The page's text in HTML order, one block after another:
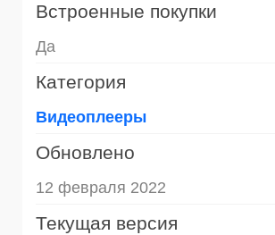
Встроенные покупки
Да
Категория
Видеоплееры
Обновлено
12 февраля 2022
Текущая версия